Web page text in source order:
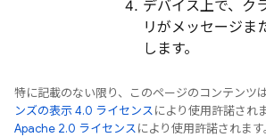
デバイス上で、ク
リがメッセージま
します。
特に記載のない限り、このページのコンテンツ
ンズの表示 4.0 ライセンスにより使用許諾され
Apache 2.0 ライセンスにより使用許諾されます